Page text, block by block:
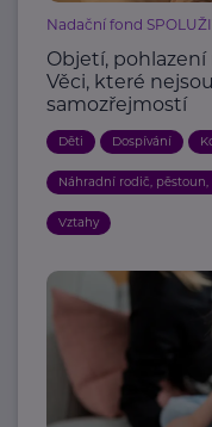
Nadační fond
Objetí,
Věci, které
samozřejmostí
Děti Dospívání
Náhradní rodič, pěstoun,
Vztahy